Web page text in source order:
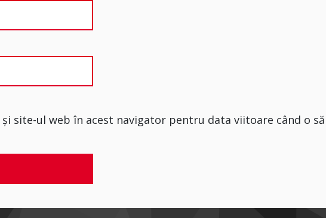
și site-ul web în acest navigator pentru data viitoare când o să